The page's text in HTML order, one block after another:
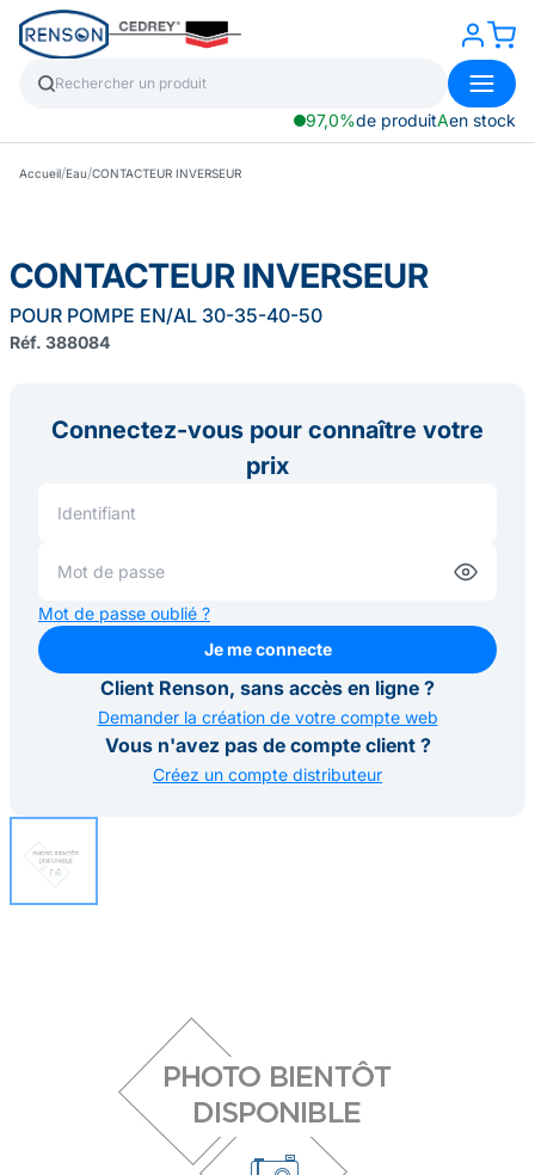
97,0%de produitAen stock
Accueil/Eau/CONTACTEUR INVERSEUR
CONTACTEUR INVERSEUR
POUR POMPE EN/AL 30-35-40-50
Réf. 388084
Connectez-vous pour connaître votre
prix
Mot de passe oublié ?
Je me connecte
Je me connecte
Client Renson, sans accès en ligne ?
Demander la création de votre compte web
Vous n'avez pas de compte client ?
Créez un compte distributeur